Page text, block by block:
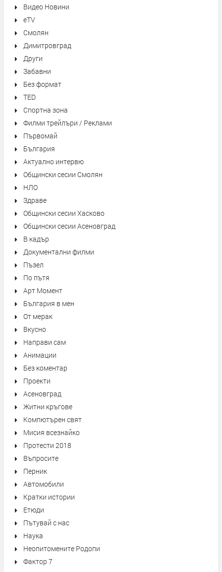
Видео Новини
eTV
Смолян
Димитровград
Други
Забавни
Без формат
TED
Спортна зона
Филми трейлъри / Реклами
Първомай
България
Актуално интервю
Общински сесии Смолян
НЛО
Здраве
Общински сесии Хасково
Общински сесии Асеновград
В кадър
Документални филми
Пъзел
По пътя
Арт Момент
България в мен
От мерак
Вкусно
Направи сам
Анимации
Без коментар
Проекти
Асеновград
Житни кръгове
Компютърен свят
Мисия всезнайко
Протести 2018
Въпросите
Перник
Автомобили
Кратки истории
Етюди
Пътувай с нас
Наука
Неопитомените Родопи
Фактор 7